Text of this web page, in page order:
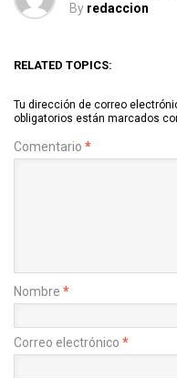
By redaccion
RELATED TOPICS:
Tu dirección de correo
obligatorios están marcados
Comentario *
Nombre *
Correo electrónico *